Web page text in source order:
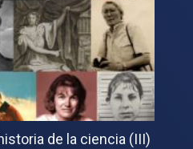
de la ciencia (III)